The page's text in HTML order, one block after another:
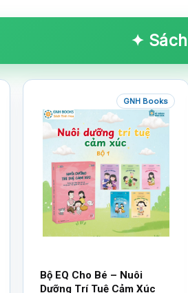
✦
GNH Books
Bộ EQ Cho Bé – Nuôi
Dưỡng Trí Tuệ Cảm Xúc